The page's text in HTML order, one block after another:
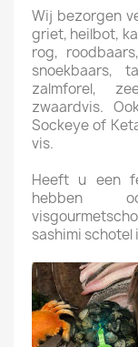
Wij bezorgen
griet, heilbot,
rog,
snoekbaars,
zalmforel,
zwaardvis.
Sockeye of
vis.
Heeft u een
hebben
sashimi schotel